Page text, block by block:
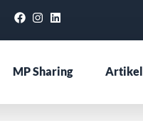
MP Sharing Artikel